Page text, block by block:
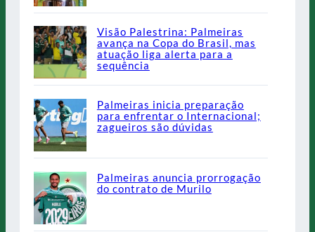
Visão Palestrina: Palmeiras
avança na Copa do Brasil, mas
atuação liga alerta para a
sequência
Palmeiras inicia preparação
para enfrentar o Internacional;
zagueiros são dúvidas
Palmeiras anuncia prorrogação
do contrato de Murilo